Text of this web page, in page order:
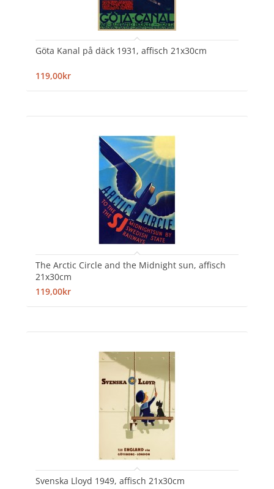
Göta Kanal på däck 1931, affisch 21x30cm
119,00kr
The Arctic Circle and the Midnight sun, affisch
21x30cm
119,00kr
Svenska Lloyd 1949, affisch 21x30cm